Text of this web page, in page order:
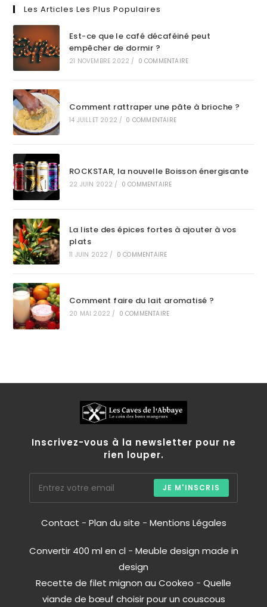
Les Articles Les Plus Populaires
Est-ce que le café décaféiné peut
empêcher de dormir ?
21 NOVEMBRE 2022 / 0 COMMENTAIRE
Comment rattraper une pâte à brioche ?
14 JUILLET 2022 / 0 COMMENTAIRE
ROCKSTAR, la nouvelle Boisson énergisante
22 JUIN 2022 / 0 COMMENTAIRE
La liste des épices fortes à ajouter à vos
plats
11 JUIN 2022 / 0 COMMENTAIRE
Comment faire du lait aromatisé ?
20 MAI 2022 / 0 COMMENTAIRE
Inscrivez-vous à la newsletter pour ne
rien louper.
JE M'INSCRIS
Contact - Plan du site - Mentions Légales
Convertir 400 ml en cl - Meuble design made in
design
Recette de filet mignon au Cookeo - Quelle
viande de bœuf choisir pour un couscous